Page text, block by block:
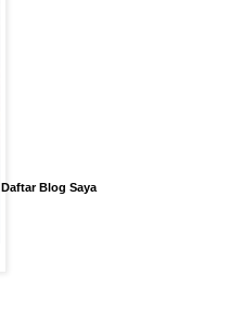
Daftar Blog Saya